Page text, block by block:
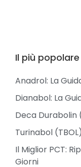
Il più popolare
Anadrol: La
Dianabol: La
Deca Durabolin
Turinabol
Il Miglior PCT:
Giorni